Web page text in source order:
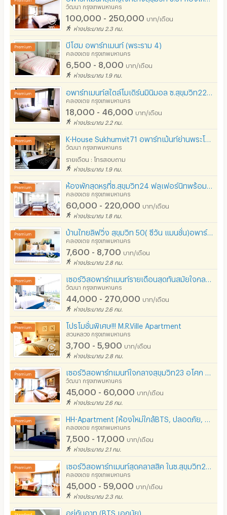
วัฒนา กรุงเทพมหานคร
100,000 - 250,000 บาท/เดือน
ห่างประมาณ 2.3 กม.
บีโฮม อพาร์ทเมนท์ (พระราม 4)
คลองเตย กรุงเทพมหานคร
6,500 - 8,000 บาท/เดือน
ห่างประมาณ 1.9 กม.
คลองเตย กรุงเทพมหานคร
18,000 - 46,000 บาท/เดือน
ห่างประมาณ 2.2 กม.
วัฒนา กรุงเทพมหานคร
รายเดือน : โทรสอบถาม
ห่างประมาณ 1.9 กม.
คลองเตย กรุงเทพมหานคร
60,000 - 220,000 บาท/เดือน
ห่างประมาณ 1.8 กม.
บ้านไทยลิฟวิ่ง สุขุมวิท 50( ซีวัน แมนชั่น)อพาร์ตเม้นต์ ใกล้ BTS อ่อนนุช
คลองเตย กรุงเทพมหานคร
7,600 - 8,700 บาท/เดือน
ห่างประมาณ 2.8 กม.
วัฒนา กรุงเทพมหานคร
44,000 - 270,000 บาท/เดือน
ห่างประมาณ 2.6 กม.
โปรโมชั่นพิเศษ!!! M.R.Ville Apartment
สวนหลวง กรุงเทพมหานคร
3,700 - 5,900 บาท/เดือน
ห่างประมาณ 2.8 กม.
วัฒนา กรุงเทพมหานคร
45,000 - 60,000 บาท/เดือน
ห่างประมาณ 2.6 กม.
คลองเตย กรุงเทพมหานคร
7,500 - 17,000 บาท/เดือน
ห่างประมาณ 2.1 กม.
คลองเตย กรุงเทพมหานคร
45,000 - 59,000 บาท/เดือน
ห่างประมาณ 2.3 กม.
อยู่กับอาท (BTS เอกมัย)